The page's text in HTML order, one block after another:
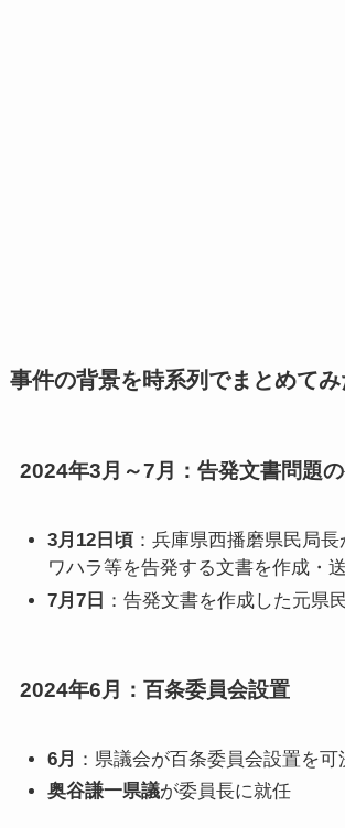
事件の背景を時系列でまとめてみ
2024年3月～7月：告発文書問題
3月12日頃 ：兵庫県西播磨県民局
ワハラ等を告発する文書を作成・
7月7日 ：告発文書を作成した元県
2024年6月：百条委員会設置
6月
：県議会が百条委員会設置を可
奥谷謙一県議が委員長に就任